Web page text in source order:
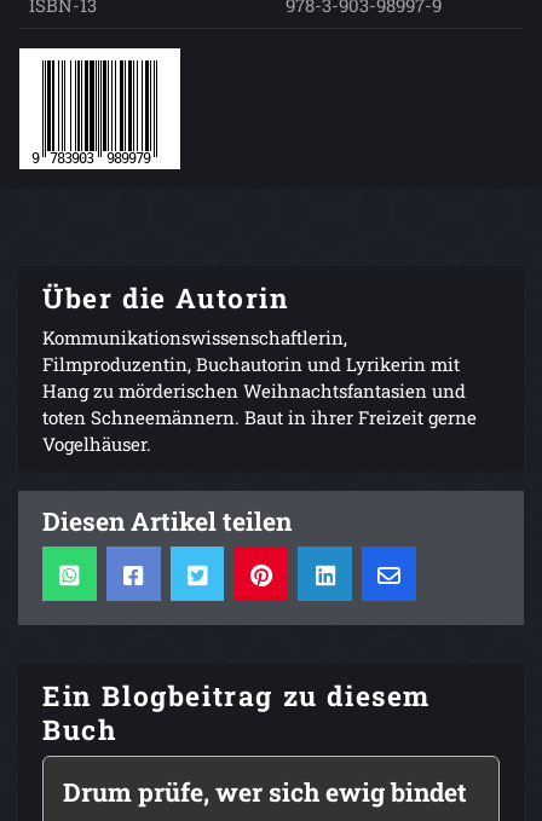
Über die Autorin
Kommunikationswissenschaftlerin,
Filmproduzentin, Buchautorin und Lyrikerin mit
Hang zu mörderischen Weihnachtsfantasien und
toten Schneemännern. Baut in ihrer Freizeit gerne
Vogelhäuser.
Diesen Artikel teilen
Ein Blogbeitrag zu diesem
Buch
Drum prüfe, wer sich ewig bindet